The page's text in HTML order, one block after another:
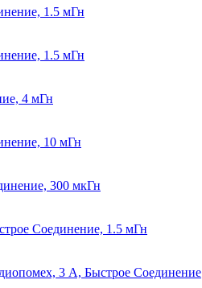
1.5 мГн
1.5 мГн
4 мГн
10 мГн
300 мкГн
Соединение, 1.5 мГн
3 А, Быстрое Соединение